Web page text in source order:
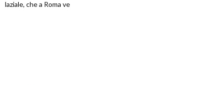
laziale, che a Roma ve